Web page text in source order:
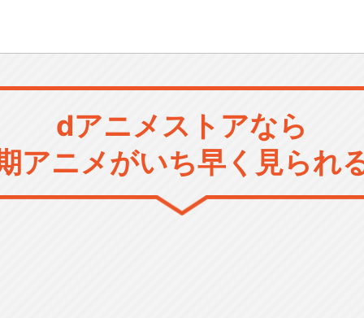
dアニメストアなら
アニメがいち早く見られ